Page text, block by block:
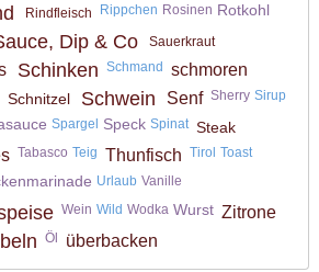
Rindfleisch Rippchen Rosinen Rotkohl
Dip & Co Sauerkraut
Schinken Schmand schmoren
Schnitzel Schwein Senf Sherry Sirup
Spargel Speck Spinat Steak
Tabasco Teig Thunfisch Tirol Toast
Urlaub Vanille
Wein Wild Wodka Wurst Zitrone
Öl überbacken